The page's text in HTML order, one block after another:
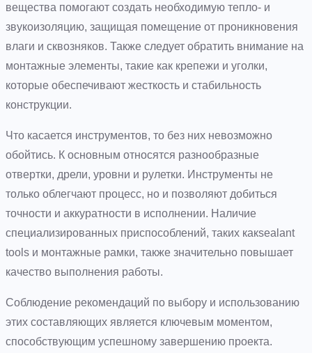
вещества помогают создать необходимую тепло- и
звукоизоляцию, защищая помещение от проникновения
влаги и сквозняков. Также следует обратить внимание на
монтажные элементы, такие как крепежи и уголки,
которые обеспечивают жесткость и стабильность
конструкции.
Что касается инструментов, то без них невозможно
обойтись. К основным относятся разнообразные
отвертки, дрели, уровни и рулетки. Инструменты не
только облегчают процесс, но и позволяют добиться
точности и аккуратности в исполнении. Наличие
специализированных приспособлений, таких какsealant
tools и монтажные рамки, также значительно повышает
качество выполнения работы.
Соблюдение рекомендаций по выбору и использованию
этих составляющих является ключевым моментом,
способствующим успешному завершению проекта.